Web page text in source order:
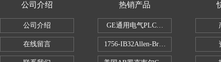
公司介绍
公司介绍
在线留言
热销产品
GE通用电气PLC控制器
1756-IB32Allen-Bradley1756IB32数字